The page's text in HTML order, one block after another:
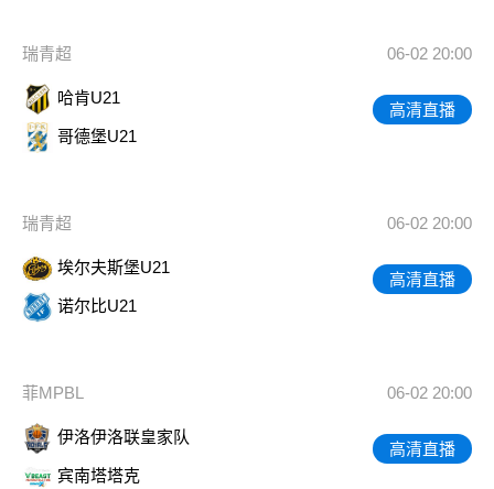
瑞青超 06-02 20:00
哈肯U21
哥德堡U21
高清直播
瑞青超 06-02 20:00
埃尔夫斯堡U21
诺尔比U21
高清直播
菲MPBL 06-02 20:00
伊洛伊洛联皇家队
宾南塔塔克
高清直播